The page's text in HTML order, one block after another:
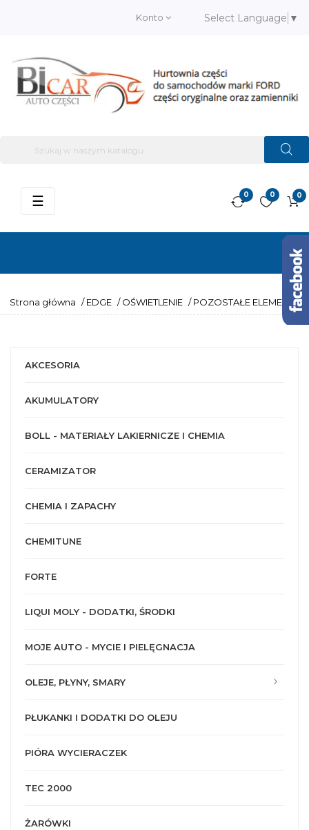
Konto Select Language ▼
0
0
0
Przełącz
☰
Strona główna / EDGE / OŚWIETLENIE / POZOSTAŁE ELEMENTY
AKCESORIA
AKUMULATORY
BOLL - MATERIAŁY LAKIERNICZE I CHEMIA
CERAMIZATOR
CHEMIA I ZAPACHY
CHEMITUNE
FORTE
LIQUI MOLY - DODATKI, ŚRODKI
MOJE AUTO - MYCIE I PIELĘGNACJA
OLEJE, PŁYNY, SMARY
PŁUKANKI I DODATKI DO OLEJU
PIÓRA WYCIERACZEK
TEC 2000
ŻARÓWKI